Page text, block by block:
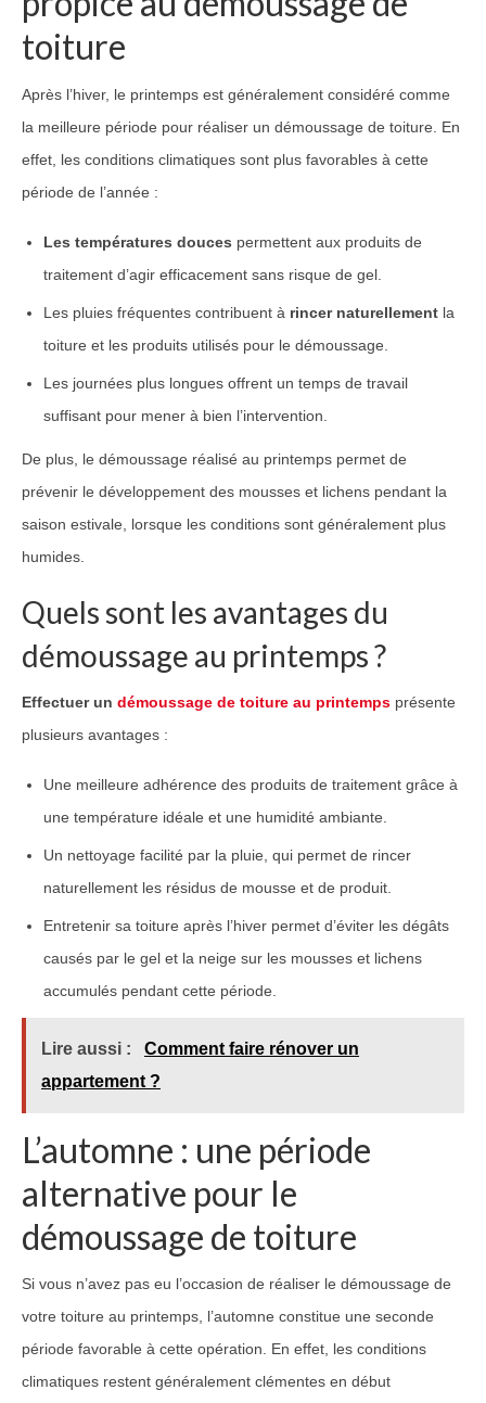
toiture
Après l’hiver, le printemps est généralement considéré comme
la meilleure période pour réaliser un démoussage de toiture. En
effet, les conditions climatiques sont plus favorables à cette
période de l’année :
Les températures douces permettent aux produits de
traitement d’agir efficacement sans risque de gel.
Les pluies fréquentes contribuent à rincer naturellement la
toiture et les produits utilisés pour le démoussage.
Les journées plus longues offrent un temps de travail
suffisant pour mener à bien l’intervention.
De plus, le démoussage réalisé au printemps permet de
prévenir le développement des mousses et lichens pendant la
saison estivale, lorsque les conditions sont généralement plus
humides.
Quels sont les avantages du
démoussage au printemps ?
Effectuer un démoussage de toiture au printemps présente
plusieurs avantages :
Une meilleure adhérence des produits de traitement grâce à
une température idéale et une humidité ambiante.
Un nettoyage facilité par la pluie, qui permet de rincer
naturellement les résidus de mousse et de produit.
Entretenir sa toiture après l’hiver permet d’éviter les dégâts
causés par le gel et la neige sur les mousses et lichens
accumulés pendant cette période.
Lire aussi :
Comment faire rénover un
appartement ?
L’automne : une période
alternative pour le
démoussage de toiture
Si vous n’avez pas eu l’occasion de réaliser le démoussage de
votre toiture au printemps, l’automne constitue une seconde
période favorable à cette opération. En effet, les conditions
climatiques restent généralement clémentes en début